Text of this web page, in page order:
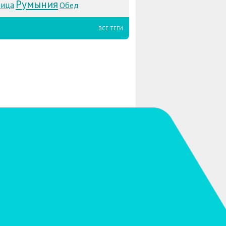
Румыния Обед
ВСЕ ТЕГИ